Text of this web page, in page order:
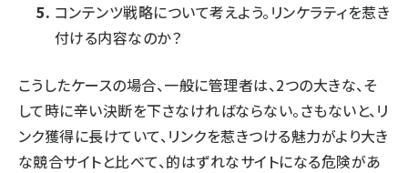
コンテンツ戦略について考えよう。リンケラティを惹き
付ける内容なのか？
こうしたケースの場合、一般に管理者は、2つの大きな、そ
して時に辛い決断を下さなければならない。さもないと、リ
ンク獲得に長けていて、リンクを惹きつける魅力がより大き
な競合サイトと比べて、的はずれなサイトになる危険があ